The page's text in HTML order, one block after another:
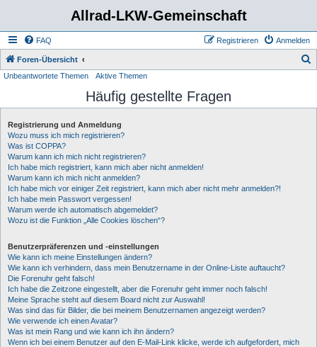
Allrad-LKW-Gemeinschaft
FAQ Anmelden
Registrieren
Foren-Übersicht
h
Unbeantwortete Themen Aktive Themen
Häufig gestellte Fragen
Registrierung und Anmeldung
Wozu muss ich mich registrieren?
Was ist COPPA?
Warum kann ich mich nicht registrieren?
Ich habe mich registriert, kann mich aber nicht anmelden!
Warum kann ich mich nicht anmelden?
Ich habe mich vor einiger Zeit registriert, kann mich aber nicht mehr anmelden?!
Ich habe mein Passwort vergessen!
Warum werde ich automatisch abgemeldet?
Wozu ist die Funktion „Alle Cookies löschen“?
Benutzerpräferenzen und -einstellungen
Wie kann ich meine Einstellungen ändern?
Wie kann ich verhindern, dass mein Benutzername in der Online-Liste auftaucht?
Die Forenuhr geht falsch!
Ich habe die Zeitzone eingestellt, aber die Forenuhr geht immer noch falsch!
Meine Sprache steht auf diesem Board nicht zur Auswahl!
Was sind das für Bilder, die bei meinem Benutzernamen angezeigt werden?
Wie verwende ich einen Avatar?
Was ist mein Rang und wie kann ich ihn ändern?
Wenn ich bei einem Benutzer auf den E-Mail-Link klicke, werde ich aufgefordert, mich